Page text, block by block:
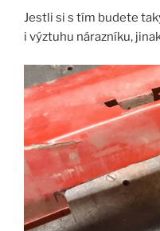
Jestli si s tím budete
i výztuhu nárazníku,